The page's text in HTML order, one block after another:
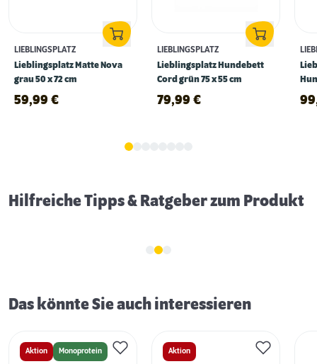
LIEBLINGSPLATZ
Lieblingsplatz Matte Nova
grau 50 x 72 cm
59,99 €
LIEBLINGSPLATZ
Lieblingsplatz Hundebett
Cord grün 75 x 55 cm
79,99 €
60
Hilfreiche Tipps & Ratgeber zum Produkt
Das könnte Sie auch interessieren
Aktion Monoprotein Aktion